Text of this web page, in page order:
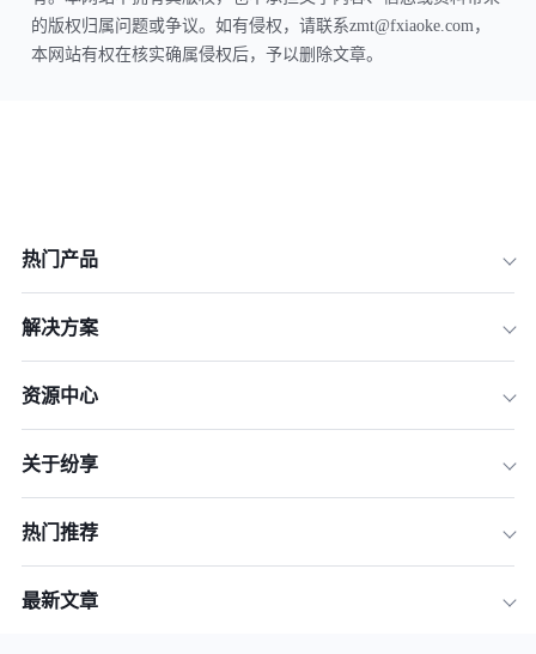
的版权归属问题或争议。如有侵权，请联系zmt@fxiaoke.com，
本网站有权在核实确属侵权后，予以删除文章。
热门产品
解决方案
资源中心
关于纷享
热门推荐
最新文章